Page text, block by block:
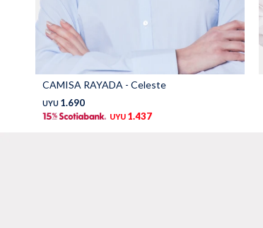
CAMISA RAYADA - Celeste
UYU 1.690
UYU 1.437